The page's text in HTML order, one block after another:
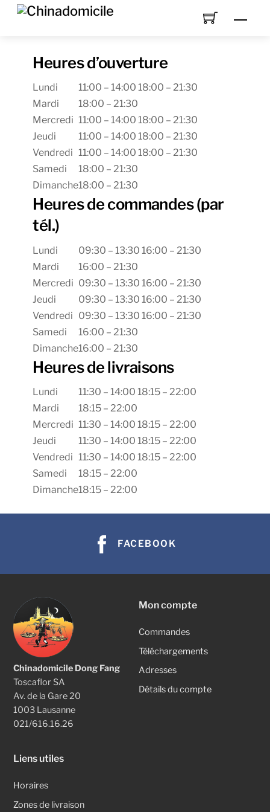
Skip
Heures d’ouverture
Lundi
11:00 – 14:00 18:00 – 21:30
Mardi
18:00 – 21:30
Mercredi 11:00 – 14:00 18:00 – 21:30
Jeudi
11:00 – 14:00 18:00 – 21:30
Vendredi 11:00 – 14:00 18:00 – 21:30
Samedi
18:00 – 21:30
Dimanche18:00 – 21:30
Heures de commandes (par
tél.)
Lundi 09:30 – 13:30 16:00 – 21:30
Mardi
16:00 – 21:30
Mercredi 09:30 – 13:30 16:00 – 21:30
Jeudi
09:30 – 13:30 16:00 – 21:30
Vendredi 09:30 – 13:30 16:00 – 21:30
Samedi
16:00 – 21:30
Dimanche16:00 – 21:30
Heures de livraisons
Lundi 11:30 – 14:00 18:15 – 22:00
Mardi
18:15 – 22:00
Mercredi 11:30 – 14:00 18:15 – 22:00
Jeudi
11:30 – 14:00 18:15 – 22:00
Vendredi 11:30 – 14:00 18:15 – 22:00
Samedi
18:15 – 22:00
Dimanche18:15 – 22:00
FACEBOOK
Chinadomicile Dong Fang
Toscaflor SA
Av. de la Gare 20
1003 Lausanne
021/616.16.26
Mon compte
Commandes
Téléchargements
Adresses
Détails du compte
Liens utiles
Horaires
Zones de livraison